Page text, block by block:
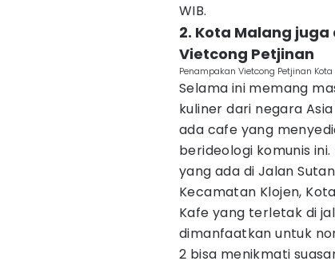
WIB.
2. Kota Malang
Vietcong Petjinan
Penampakan Vietcong Petjinan
Selama ini memang
kuliner dari negara
ada cafe yang
berideologi komunis
yang ada di Jalan
Kecamatan Klojen,
Kafe yang terletak di
dimanfaatkan untuk
2 bisa menikmati